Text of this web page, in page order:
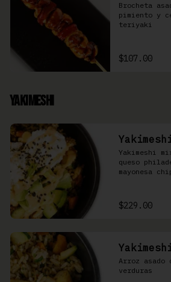
Brocheta
pimiento y
teriyaki
$107.00
Yakimeshi
Yakimeshi
queso
mayonesa
$229.00
Arroz
verduras